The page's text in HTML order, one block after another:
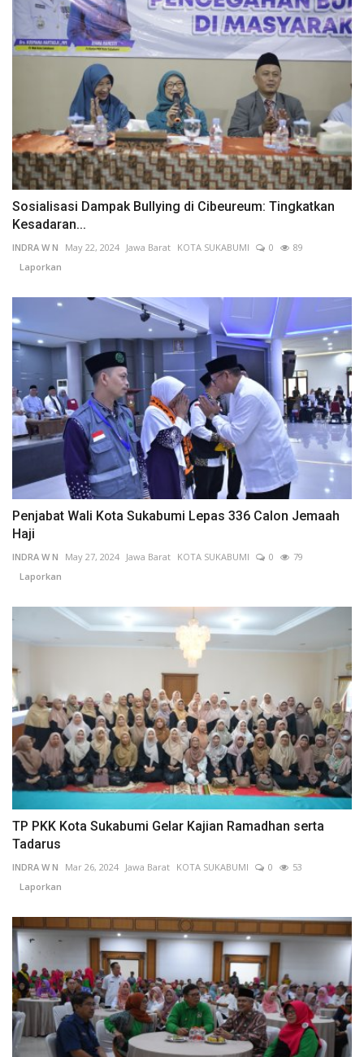
Sosialisasi Dampak Bullying di Cibeureum: Tingkatkan
Kesadaran...
INDRA W N May 22, 2024 Jawa Barat KOTA SUKABUMI 0
89
Laporkan
Penjabat Wali Kota Sukabumi Lepas 336 Calon Jemaah
Haji
INDRA W N May 27, 2024 Jawa Barat KOTA SUKABUMI 0
79
Laporkan
TP PKK Kota Sukabumi Gelar Kajian Ramadhan serta
Tadarus
INDRA W N Mar 26, 2024 Jawa Barat KOTA SUKABUMI 0
53
Laporkan